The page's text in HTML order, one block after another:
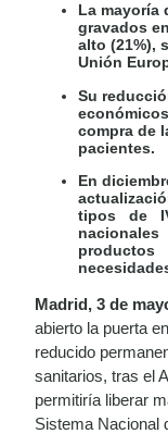
La mayoría
gravados
alto (21%),
Unión
Su
compra de
pacientes.
En
tipos de
Madrid, 3 de
abierto la puerta
reducido
sanitarios, tras el
permitiría liberar
Sistema Nacional